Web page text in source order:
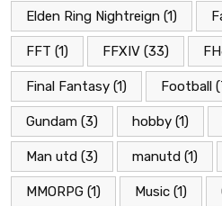
Elden Ring Nightreign (1)
FFT (1) FFXIV (33)
Final Fantasy (1) Football
Gundam (3) hobby (1)
Man utd (3) manutd (1)
MMORPG (1) Music (1)